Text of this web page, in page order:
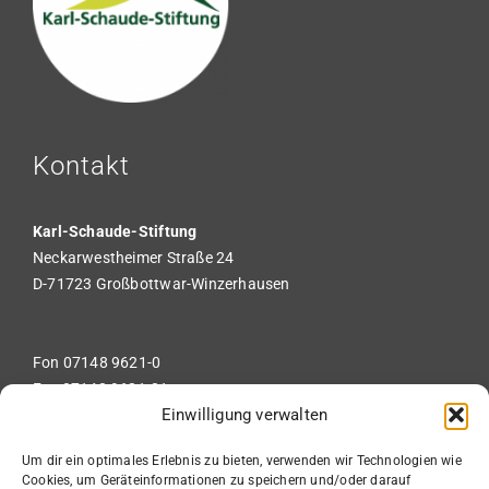
Einwilligung verwalten
Um dir ein optimales Erlebnis zu bieten, verwenden wir Technologien wie
Cookies, um Geräteinformationen zu speichern und/oder darauf
Kontakt
Karl-Schaude-Stiftung
Neckarwestheimer Straße 24
D-71723 Großbottwar-Winzerhausen
Fon 07148 9621-0
Fax 07148 9621-31
info-haw@ks-stiftung.de